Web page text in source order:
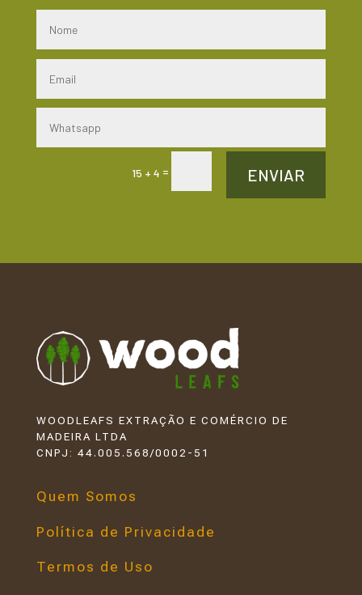
15 + 4 = ENVIAR
WOODLEAFS EXTRAÇÃO E COMÉRCIO DE
MADEIRA LTDA
CNPJ: 44.005.568/0002-51
Quem Somos
Política de Privacidade
Termos de Uso